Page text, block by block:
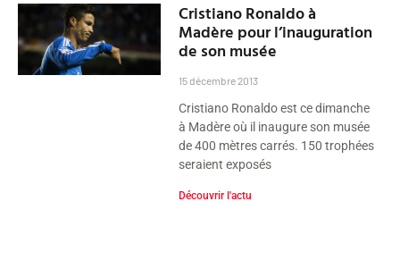
Cristiano Ronaldo à
Madère pour l’inauguration
de son musée
15 décembre 2013
Cristiano Ronaldo est ce dimanche
à Madère où il inaugure son musée
de 400 mètres carrés. 150 trophées
seraient exposés
Découvrir l'actu